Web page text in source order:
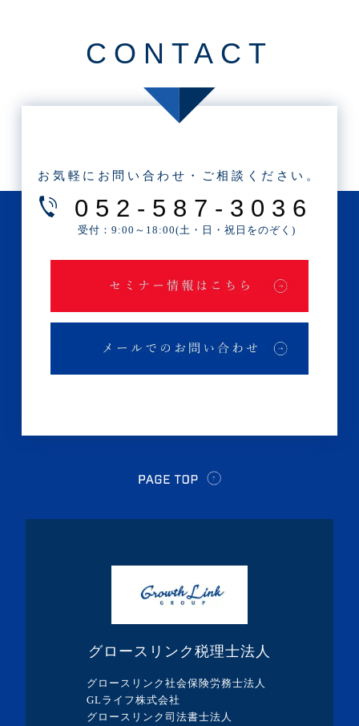
k
CONTACT
お気軽にお問い合わせ・ご相談ください。
052-587-3036
受付：9:00～18:00(土・日・祝日をのぞく)
グロースリンク税理士法人
グロースリンク社会保険労務士法人
GLライフ株式会社
グロースリンク司法書士法人